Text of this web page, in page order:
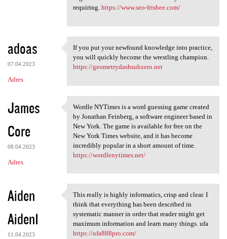
requiring. https://www.seo-frisbee.com/
adoas
07.04.2023
Adres
If you put your newfound
If you put your newfound knowledge into practice,
you will quickly become the wrestling champion.
https://geometrydashsubzero.net
James
Core
08.04.2023
Adres
Wordle NYTimes is a word
Wordle NYTimes is a word guessing game created
by Jonathan Feinberg, a software engineer based in
New York. The game is available for free on the
New York Times website, and it has become
incredibly popular in a short amount of time.
https://wordlenytimes.net/
Aiden
Aiden1
11.04.2023
This really is highly
This really is highly informatics, crisp and clear. I
think that everything has been described in
systematic manner in order that reader might get
maximum information and learn many things. ufa
https://ufa888pro.com/